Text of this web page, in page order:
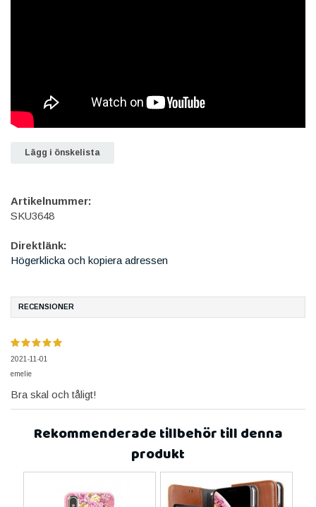
Lägg i önskelista
Artikelnummer:
SKU3648
Direktlänk:
Högerklicka och kopiera adressen
RECENSIONER
2021-11-01
emelie
Bra skal och tåligt!
Rekommenderade tillbehör till denna
produkt